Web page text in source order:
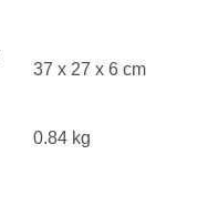
37 x 27 x 6 cm
0.84 kg